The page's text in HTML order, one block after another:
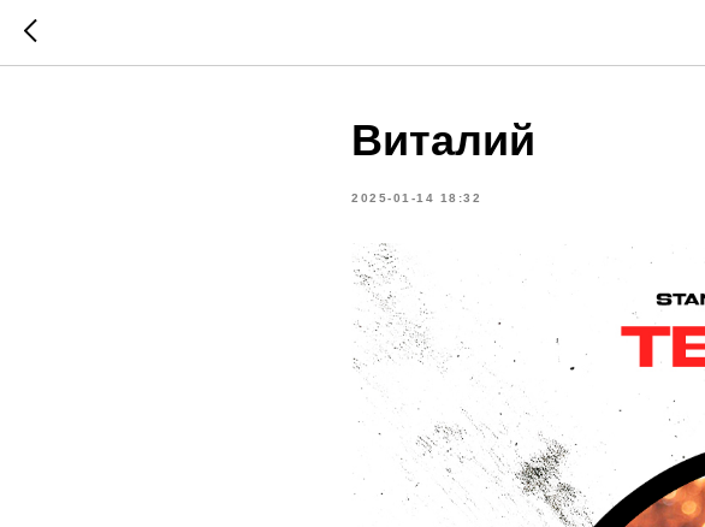
Виталий
2025-01-14 18:32